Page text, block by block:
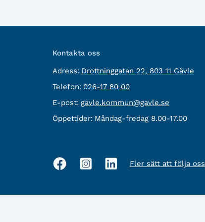
Kontakta oss
Adress: besöksadress:
Drottninggatan 22, 803 11 Gävle
Telefon: Telefon:
026-17 80 00
E-post: E-
post:
gavle.kommun@gavle.se
Öppettider: Måndag-fredag 8.00-17.00
Sociala
Fler sätt att följa oss